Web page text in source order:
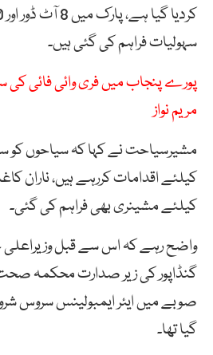
سہولیات فراہم کی گئی ہیں۔
پورے پنجاب میں فری وائی فائی کی
مریم نواز
مشیرسیاحت نے کہا کہ سیاحوں کو
کیلئے اقدامات کررہے ہیں، ناران
کیلئے مشینری بھی فراہم کی گئی۔
واضح رہے کہ اس سے قبل وزیراعلی
گنڈاپور کی زیر صدارت محکمہ
صوبے میں ایئر ایمبولینس سروس
گیا تھا۔